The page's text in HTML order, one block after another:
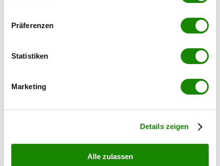
Informationen über Ihre geografische Lage
können
bestimmten Merkmalen (Fingerprinting) identifizieren
Erfahren Sie mehr darüber, wie Ihre persönlichen Daten
Präferenzen
Statistiken
Marketing
Details zeigen
Alle zulassen
Hilfe, böse Nachbarn!
20.07.2026 UM 11:18,
diesem Schluss könnte man kommen,
wenn man sich von den Menschen „Tür
bewertet fühlt.